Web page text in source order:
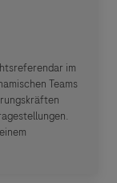
im
Teams